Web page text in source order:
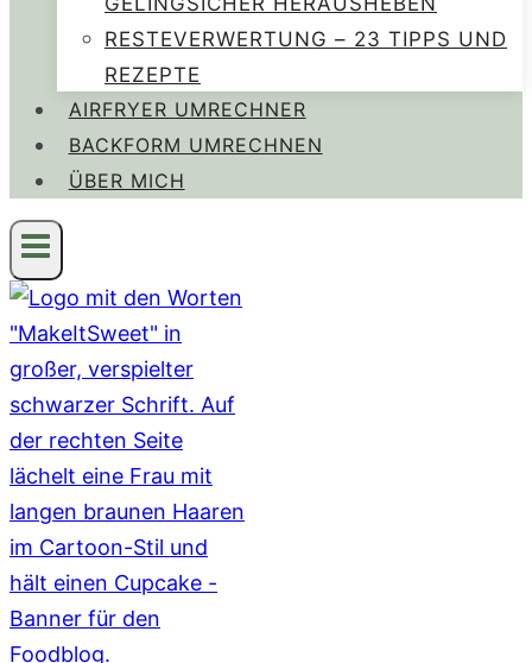
RESTEVERWERTUNG – 23 TIPPS UND
REZEPTE
AIRFRYER UMRECHNER
BACKFORM UMRECHNEN
ÜBER MICH